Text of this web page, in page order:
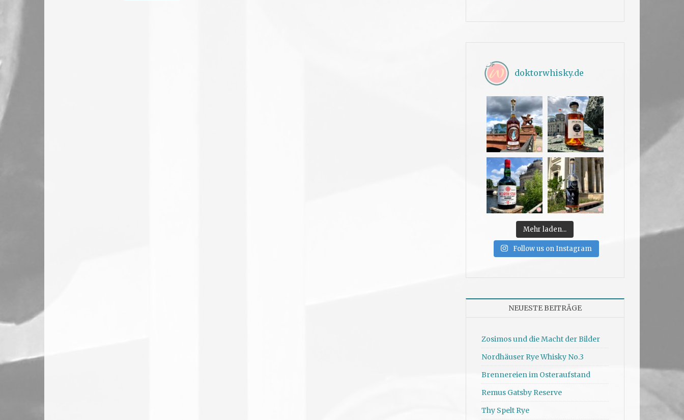
doktorwhisky.de
Mehr laden...
Follow us on Instagram
NEUESTE BEITRÄGE
Zosimos und die Macht der Bilder
Nordhäuser Rye Whisky No.3
Brennereien im Osteraufstand
Remus Gatsby Reserve
Thy Spelt Rye